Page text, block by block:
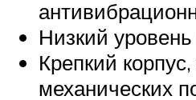
Низкий
Крепкий
механических